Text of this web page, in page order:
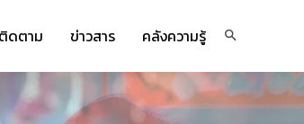
ดตาม ข่าวสาร คลังความรู้